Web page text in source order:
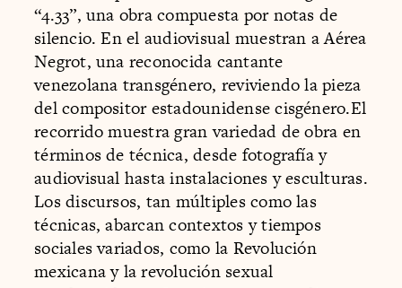
“4.33”, una obra compuesta por notas de
silencio. En el audiovisual muestran a Aérea
Negrot, una reconocida cantante
venezolana transgénero, reviviendo la pieza
del compositor estadounidense cisgénero.El
recorrido muestra gran variedad de obra en
términos de técnica, desde fotografía y
audiovisual hasta instalaciones y esculturas.
Los discursos, tan múltiples como las
técnicas, abarcan contextos y tiempos
sociales variados, como la Revolución
mexicana y la revolución sexual